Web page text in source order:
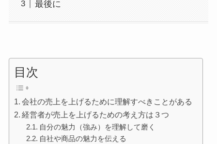
最後に
目次
会社の売上を上げるために理解すべきことがある
経営者が売上を上げるための考え方は３つ
自分の魅力（強み）を理解して磨く
自社や商品の魅力を伝える